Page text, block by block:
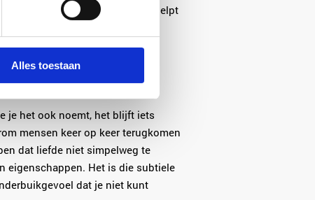
Alles toestaan
te beoordelen. Dit model helpt
zo effectief zijn.
in liefde
je het ook noemt, het blijft iets
mensen keer op keer terugkomen
dat liefde niet simpelweg te
eigenschappen. Het is die subtiele
dat je niet kunt